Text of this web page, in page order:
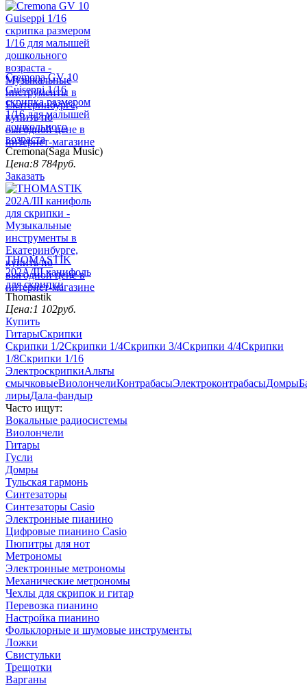
Cremona GV 10
Guiseppi 1/16
скрипка размером
1/16 для малышей
дошкольного
возраста
Cremona(Saga Music)
Цена:8 784руб.
Заказать
THOMASTIK
202A/III канифоль
для скрипки
Thomastik
Цена:1 102руб.
Купить
ГитарыСкрипки
Скрипки 1/2Скрипки 1/4Скрипки 3/4Скрипки 4/4Скрипки
1/8Скрипки 1/16
ЭлектроскрипкиАльты
смычковыеВиолончелиКонтрабасыЭлектроконтрабасыДомры
лирыДала-фандыр
Часто ищут:
Вокальные радиосистемы
Виолончели
Гитары
Гусли
Домры
Тульская гармонь
Синтезаторы
Синтезаторы Casio
Электронные пианино
Цифровые пианино Casio
Пюпитры для нот
Метрономы
Электронные метрономы
Механические метрономы
Чехлы для скрипок и гитар
Перевозка пианино
Настройка пианино
Фольклорные и шумовые инструменты
Ложки
Свистульки
Трещотки
Варганы